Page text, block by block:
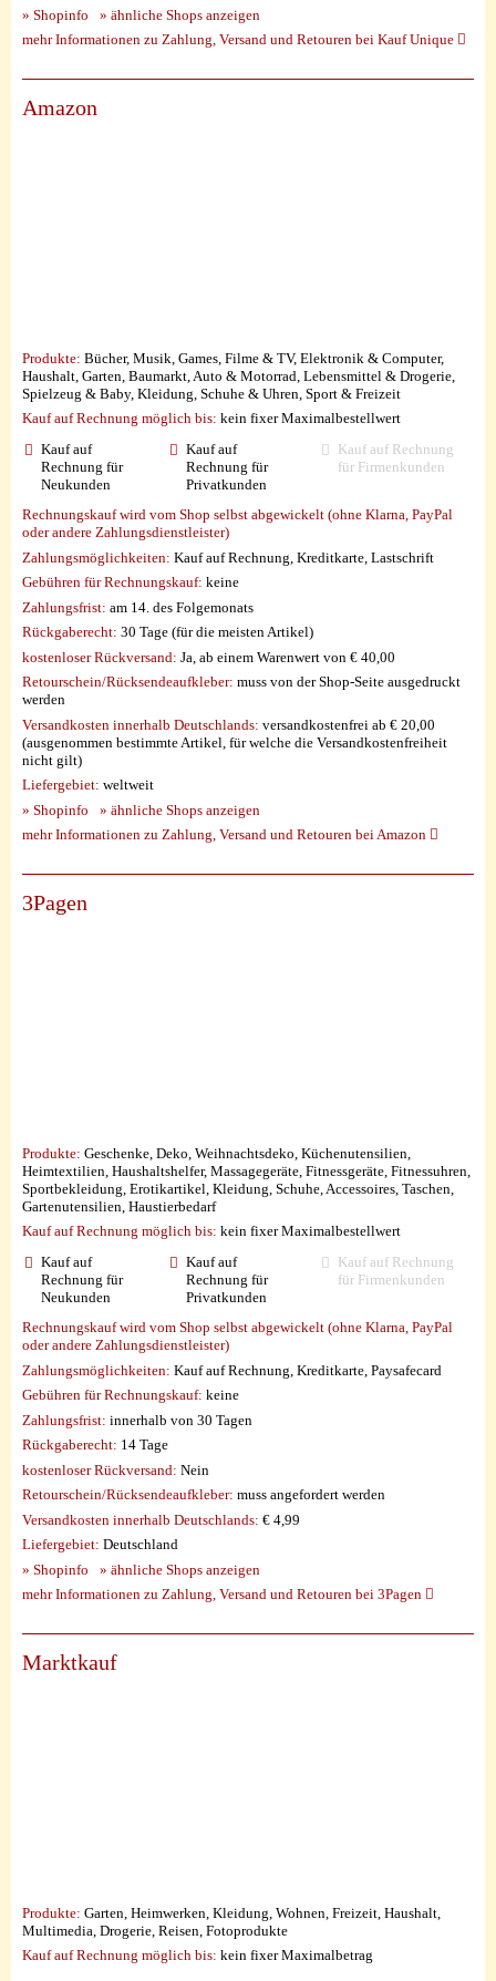
» Shopinfo
» ähnliche Shops anzeigen
mehr Informationen zu Zahlung, Versand und Retouren bei Kauf Unique
Amazon
Produkte: Bücher, Musik, Games, Filme & TV, Elektronik & Computer,
Haushalt, Garten, Baumarkt, Auto & Motorrad, Lebensmittel & Drogerie,
Spielzeug & Baby, Kleidung, Schuhe & Uhren, Sport & Freizeit
Kauf auf Rechnung möglich bis: kein fixer Maximalbestellwert
Kauf auf
Rechnung für
Neukunden
Kauf auf
Rechnung für
Privatkunden
Kauf auf Rechnung
für Firmenkunden
Rechnungskauf wird vom Shop selbst abgewickelt (ohne Klarna, PayPal
oder andere Zahlungsdienstleister)
Zahlungsmöglichkeiten: Kauf auf Rechnung, Kreditkarte, Lastschrift
Gebühren für Rechnungskauf: keine
Zahlungsfrist: am 14. des Folgemonats
Rückgaberecht: 30 Tage (für die meisten Artikel)
kostenloser Rückversand: Ja, ab einem Warenwert von € 40,00
Retourschein/Rücksendeaufkleber: muss von der Shop-Seite ausgedruckt
werden
Versandkosten innerhalb Deutschlands: versandkostenfrei ab € 20,00
(ausgenommen bestimmte Artikel, für welche die Versandkostenfreiheit
nicht gilt)
Liefergebiet: weltweit
» Shopinfo
» ähnliche Shops anzeigen
mehr Informationen zu Zahlung, Versand und Retouren bei Amazon
3Pagen
Produkte: Geschenke, Deko, Weihnachtsdeko, Küchenutensilien,
Heimtextilien, Haushaltshelfer, Massagegeräte, Fitnessgeräte, Fitnessuhren,
Sportbekleidung, Erotikartikel, Kleidung, Schuhe, Accessoires, Taschen,
Gartenutensilien, Haustierbedarf
Kauf auf Rechnung möglich bis: kein fixer Maximalbestellwert
Kauf auf
Rechnung für
Neukunden
Kauf auf
Rechnung für
Privatkunden
Kauf auf Rechnung
für Firmenkunden
Rechnungskauf wird vom Shop selbst abgewickelt (ohne Klarna, PayPal
oder andere Zahlungsdienstleister)
Zahlungsmöglichkeiten: Kauf auf Rechnung, Kreditkarte, Paysafecard
Gebühren für Rechnungskauf: keine
Zahlungsfrist: innerhalb von 30 Tagen
Rückgaberecht: 14 Tage
kostenloser Rückversand: Nein
Retourschein/Rücksendeaufkleber: muss angefordert werden
Versandkosten innerhalb Deutschlands: € 4,99
Liefergebiet: Deutschland
» Shopinfo
» ähnliche Shops anzeigen
mehr Informationen zu Zahlung, Versand und Retouren bei 3Pagen
Marktkauf
Produkte: Garten, Heimwerken, Kleidung, Wohnen, Freizeit, Haushalt,
Multimedia, Drogerie, Reisen, Fotoprodukte
Kauf auf Rechnung möglich bis: kein fixer Maximalbetrag